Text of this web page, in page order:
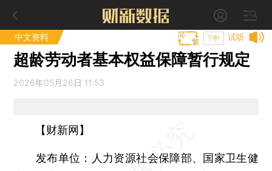
中文资料 试听
T中
超龄劳动者基本权益保障暂行规定
2026年05月26日 11:53
【财新网】
发布单位：人力资源社会保障部、国家卫生健